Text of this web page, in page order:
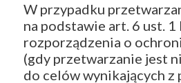
W przypadku
na podstawie art. 6 ust.
rozporządzenia o
(gdy przetwarzanie jest
do celów wynikających z